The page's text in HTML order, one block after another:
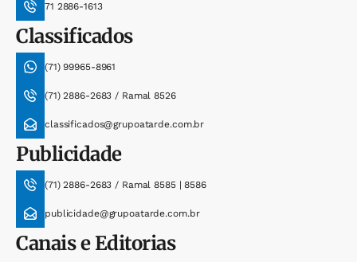
71 2886-1613
Classificados
(71) 99965-8961
(71) 2886-2683 / Ramal 8526
classificados@grupoatarde.com.br
Publicidade
(71) 2886-2683 / Ramal 8585 | 8586
publicidade@grupoatarde.com.br
Canais e Editorias